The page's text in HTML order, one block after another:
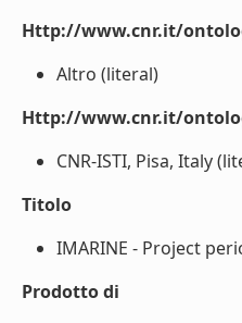
Http://www.cnr.it/
Altro (literal)
Http://www.cnr.it/
CNR-ISTI, Pisa, Italy
Titolo
IMARINE - Project
Prodotto di